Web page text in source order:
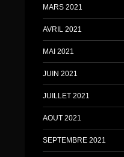
MARS 2021
AVRIL 2021
MAI 2021
JUIN 2021
JUILLET 2021
AOUT 2021
SEPTEMBRE 2021